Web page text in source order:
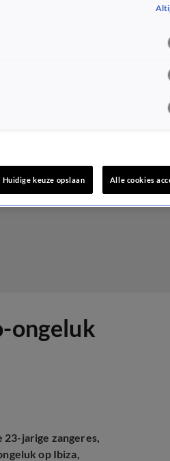
ongeluk
jarige zangeres,
op Ibiza,
Huidige keuze opslaan Alle cookies